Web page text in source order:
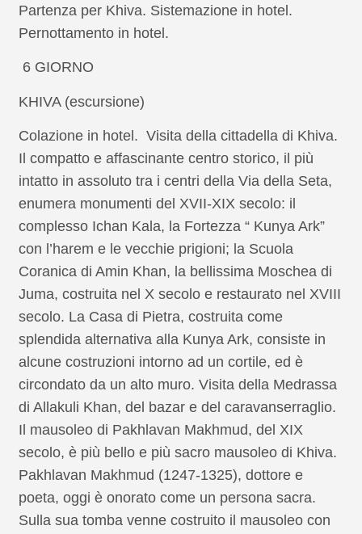
Partenza per Khiva. Sistemazione in hotel.
Pernottamento in hotel.
6 GIORNO
KHIVA (escursione)
Colazione in hotel. Visita della cittadella di Khiva.
Il compatto e affascinante centro storico, il più
intatto in assoluto tra i centri della Via della Seta,
enumera monumenti del XVII-XIX secolo: il
complesso Ichan Kala, la Fortezza “ Kunya Ark”
con l’harem e le vecchie prigioni; la Scuola
Coranica di Amin Khan, la bellissima Moschea di
Juma, costruita nel X secolo e restaurato nel XVIII
secolo. La Casa di Pietra, costruita come
splendida alternativa alla Kunya Ark, consiste in
alcune costruzioni intorno ad un cortile, ed è
circondato da un alto muro. Visita della Medrassa
di Allakuli Khan, del bazar e del caravanserraglio.
Il mausoleo di Pakhlavan Makhmud, del XIX
secolo, è più bello e più sacro mausoleo di Khiva.
Pakhlavan Makhmud (1247-1325), dottore e
poeta, oggi è onorato come un persona sacra.
Sulla sua tomba venne costruito il mausoleo con